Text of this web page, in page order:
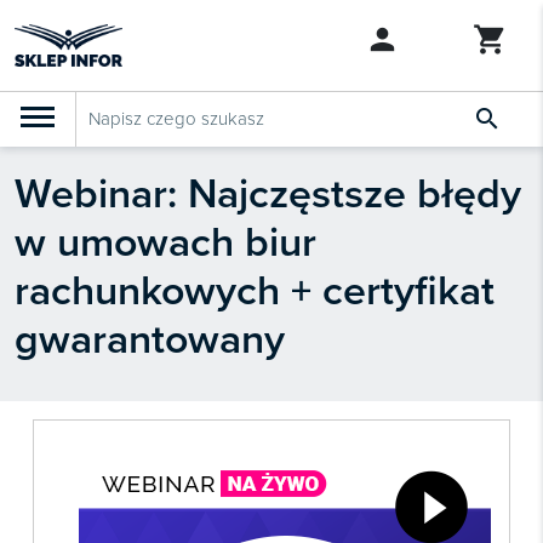
PRODUKTY

Klasyfikacja budżetowa 2027
Szkolenia
Abonamenty
KSeF
Bestsellery 
Webinar: Najczęstsze błędy
w umowach biur
rachunkowych + certyfikat
gwarantowany